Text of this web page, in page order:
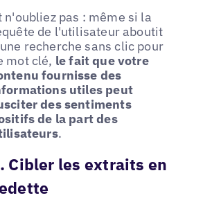
n'oubliez pas : même si la
de l'utilisateur aboutit
recherche sans clic pour
mot clé, le fait que votre
fournisse des
utiles peut
des sentiments
de la part des
.
Cibler les extraits en